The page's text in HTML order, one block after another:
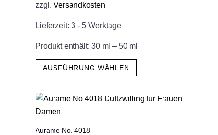
gewählt
werden
zzgl.Versandkosten
Lieferzeit:3 - 5 Werktage
Produkt enthält: 30 ml – 50 ml
AUSFÜHRUNG WÄHLEN
Dieses
mehrere
Aurame No. 4018